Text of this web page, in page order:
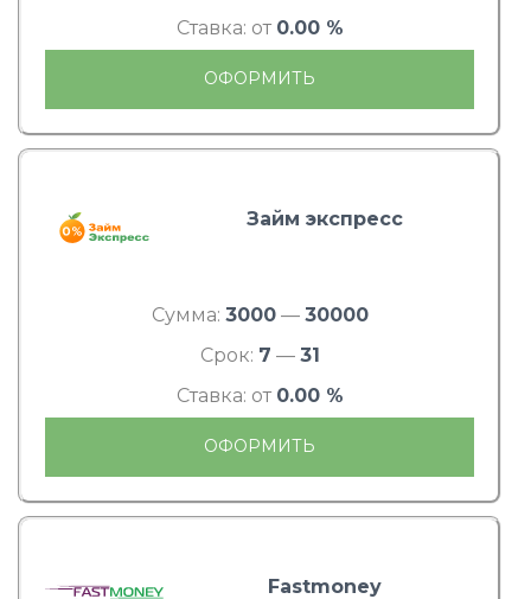
Ставка: от 0.00 %
ОФОРМИТЬ
Займ экспресс
Сумма: 3000— 30000
Срок: 7 — 31
Ставка: от 0.00 %
ОФОРМИТЬ
Fastmoney